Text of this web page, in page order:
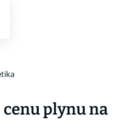
cenu plynu na